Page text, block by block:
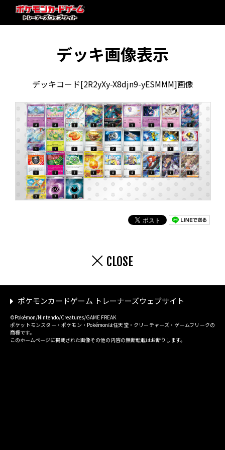
デッキ画像表示
デッキコード[2R2yXy-X8djn9-yESMMM]画像
CLOSE
ポケモンカードゲーム トレーナーズウェブサイト
©Pokémon/Nintendo/Creatures/GAME FREAK
ポケットモンスター・ポケモン・Pokémonは任天堂・クリーチャーズ・ゲームフリークの
商標です。
このホームページに掲載された画像その他の内容の無断転載はお断りします。